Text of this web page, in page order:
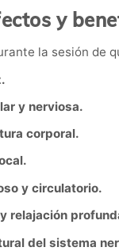
y
la sesión de
y nerviosa.
corporal.
y circulatorio.
relajación
del sistema